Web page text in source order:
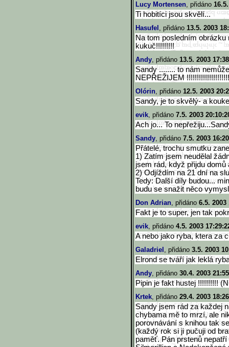
Lucy Mortensen, přidáno
Ti hobitíci jsou skvělí...
Hasufel , přidáno 13.5. 2003
Na tom posledním
kukuč!!!!!!!!!
Andy, přidáno 13.5. 2003
Sandy ........ to nám
NEPŘEŽIJEM
Olórin, přidáno 12.5. 2003
Sandy, je to skvělý- a
evik, přidáno 7.5. 2003
Ach jo... To
Sandy, přidáno 7.5. 2003
Přátelé, trochu smutku
1) Zatím jsem neudělal
jsem rád, když přijdu
2) Odjíždím na 21 dní na
Tedy: Další díly budou...
budu se snažit něco
Don Adrian, přidáno 6.5. 2003
Fakt je to super, jen tak
evik, přidáno 4.5. 2003
A nebo jako ryba, ktera za
Galadriel , přidáno 3.5. 2003
Elrond se tváří jak leklá
Andy, přidáno 30.4. 2003
Pipin je fakt hustej !!!!!!!!!!
Krtek, přidáno 29.4. 2003
Sandy jsem rád za každej
chybama mě to mrzí, ale
porovnávání s knihou tak
(každý rok si ji pučuji od
paměť. Pán prstenů